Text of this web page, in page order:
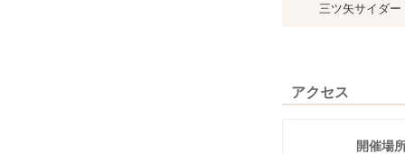
三ツ矢サイダー
アクセス
開催場